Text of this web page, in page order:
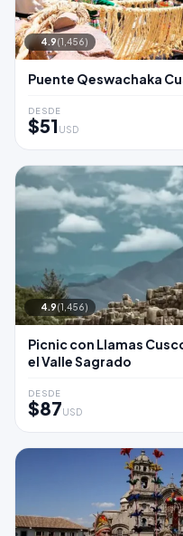
4.9(1,456)
Puente Qeswachaka
DESDE
$51 USD
4.9(1,456)
Picnic con Llamas
el Valle Sagrado
DESDE
$87USD